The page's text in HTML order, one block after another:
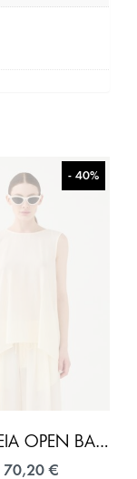
- 40%
ΓΥΝΑΙΚΕΊΑ OPEN BACK BOW ΜΠΛΟΎΖΑ-ΕΚΡΟΎ
Original
70,20€Η